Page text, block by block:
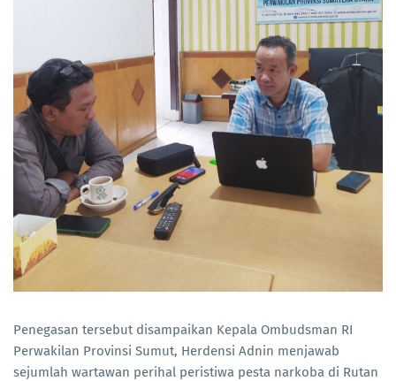
Penegasan tersebut disampaikan Kepala Ombudsman RI
Perwakilan Provinsi Sumut, Herdensi Adnin menjawab
sejumlah wartawan perihal peristiwa pesta narkoba di Rutan